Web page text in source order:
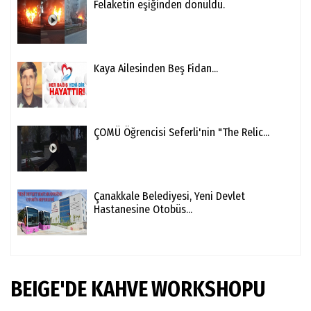
Felaketin eşiğinden dönüldü.
Kaya Ailesinden Beş Fidan...
ÇOMÜ Öğrencisi Seferli'nin "The Relic...
Çanakkale Belediyesi, Yeni Devlet
Hastanesine Otobüs...
BEIGE'DE KAHVE WORKSHOPU